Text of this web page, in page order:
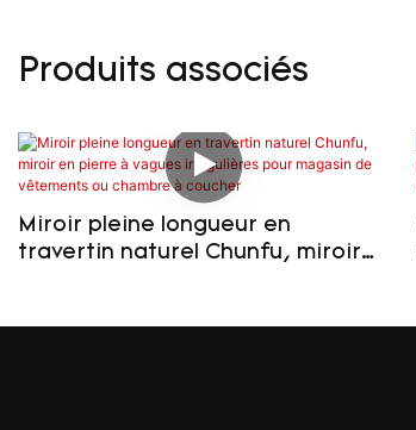
Produits associés
Miroir pleine longueur en
travertin naturel Chunfu, miroir